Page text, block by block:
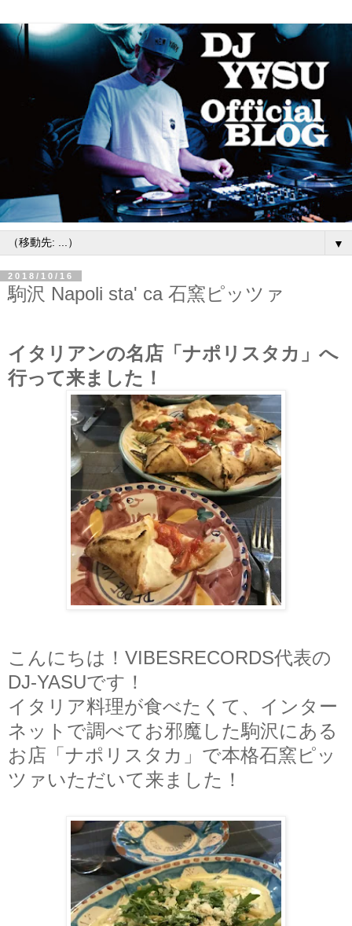
▼
2018/10/16
駒沢 Napoli sta' ca 石窯ピッツァ
イタリアンの名店「ナポリスタカ」へ
行って来ました！
こんにちは！VIBESRECORDS代表の
DJ-YASUです！
イタリア料理が食べたくて、インター
ネットで調べてお邪魔した駒沢にある
お店「ナポリスタカ」で本格石窯ピッ
ツァいただいて来ました！